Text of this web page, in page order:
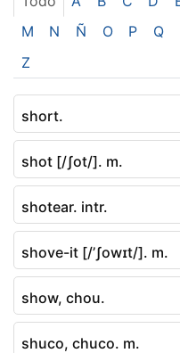
M
N Ñ O P Q
Z
short.
shot [/ʃot/]. m.
shotear. intr.
shove-it [/’ʃowɪt/]. m.
show, chou.
shuco, chuco. m.